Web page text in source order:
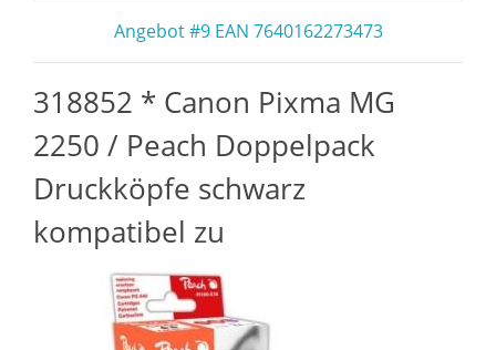
Angebot #9 EAN 7640162273473
318852 * Canon Pixma MG
2250 / Peach Doppelpack
Druckköpfe schwarz
kompatibel zu